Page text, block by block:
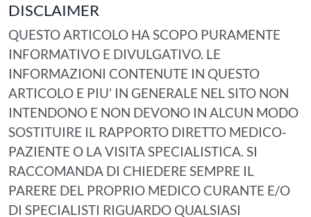
DISCLAIMER
QUESTO ARTICOLO HA SCOPO PURAMENTE
INFORMATIVO E DIVULGATIVO. LE
INFORMAZIONI CONTENUTE IN QUESTO
ARTICOLO E PIU’ IN GENERALE NEL SITO NON
INTENDONO E NON DEVONO IN ALCUN MODO
SOSTITUIRE IL RAPPORTO DIRETTO MEDICO-
PAZIENTE O LA VISITA SPECIALISTICA. SI
RACCOMANDA DI CHIEDERE SEMPRE IL
PARERE DEL PROPRIO MEDICO CURANTE E/O
DI SPECIALISTI RIGUARDO QUALSIASI